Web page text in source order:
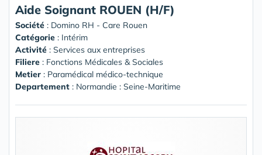
Aide Soignant ROUEN (H/F)
Société : Domino RH - Care Rouen
Catégorie : Intérim
Activité : Services aux entreprises
Filiere : Fonctions Médicales & Sociales
Metier : Paramédical médico-technique
Departement : Normandie : Seine-Maritime